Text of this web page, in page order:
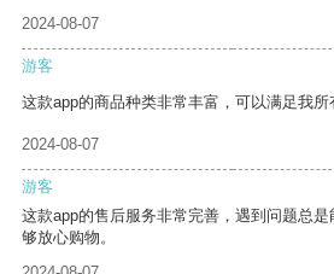
2024-08-07
游客
这款app的商品种类非常丰富，可以满足我所
2024-08-07
游客
这款app的售后服务非常完善，遇到问题总
够放心购物。